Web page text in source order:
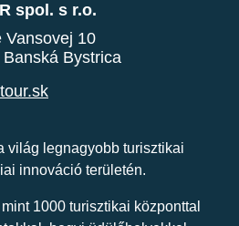
spol. s r.o.
Vansovej 10
Bystrica
világ legnagyobb turisztikai
innováció területén.
1000 turisztikai központtal